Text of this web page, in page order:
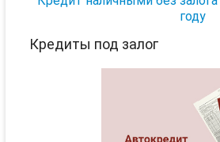
году
Кредиты под залог